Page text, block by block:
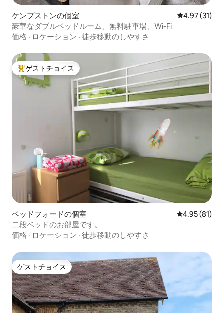
ケンプストンの個室 レビュー31
4.97 (31)
豪華なダブルベッドルーム、無料駐車場、Wi-Fi
価格 · ロケーション · 徒歩移動のしやすさ
大好評のゲストチョイスです。
ゲストチョイス
ベッドフォードの個室 レビュー81
4.95 (81)
二段ベッドのお部屋です。
価格 · ロケーション · 徒歩移動のしやすさ
ゲストチョイス
ゲストチョイス